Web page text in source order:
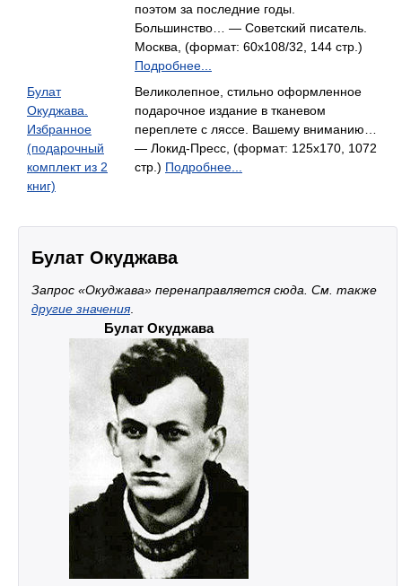
поэтом за последние годы.
Большинство… — Советский писатель.
Москва, (формат: 60x108/32, 144 стр.)
Подробнее...
Булат
Окуджава.
Избранное
(подарочный
комплект из 2
книг)
Великолепное, стильно оформленное
подарочное издание в тканевом
переплете с ляссе. Вашему вниманию…
— Локид-Пресс, (формат: 125x170, 1072
стр.) Подробнее...
Булат Окуджава
Запрос «Окуджава» перенаправляется сюда. Cм. также
другие значения.
Булат Окуджава